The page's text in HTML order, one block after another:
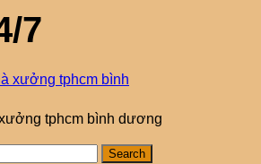
7
tphcm bình dương